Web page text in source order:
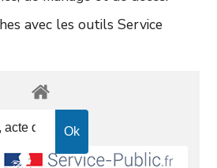
avec les outils Service